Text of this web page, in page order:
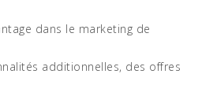
dans le marketing de
additionnelles, des offres